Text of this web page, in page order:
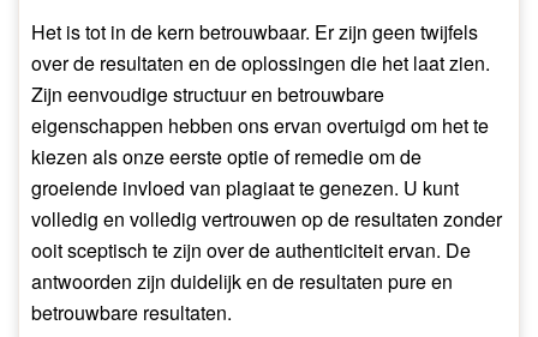
Het is tot in de kern betrouwbaar. Er zijn geen twijfels
over de resultaten en de oplossingen die het laat zien.
Zijn eenvoudige structuur en betrouwbare
eigenschappen hebben ons ervan overtuigd om het te
kiezen als onze eerste optie of remedie om de
groeiende invloed van plagiaat te genezen. U kunt
volledig en volledig vertrouwen op de resultaten zonder
ooit sceptisch te zijn over de authenticiteit ervan. De
antwoorden zijn duidelijk en de resultaten pure en
betrouwbare resultaten.